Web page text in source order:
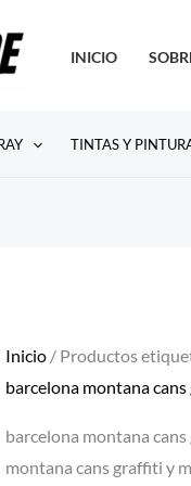
INICIO
TINTAS Y
Inicio/ Productos
barcelona montana
barcelona montana
montana cans graffiti y